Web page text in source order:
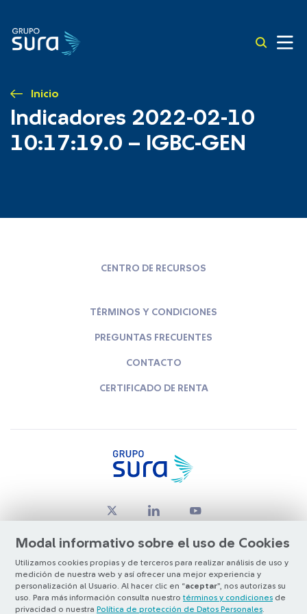
Inicio
Indicadores 2022-02-10
10:17:19.0 – IGBC-GEN
Modal informativo sobre el uso de Cookies
Utilizamos cookies propias y de terceros para realizar análisis de uso y
medición de nuestra web y así ofrecer una mejor experiencia y
personalización al Usuario. Al hacer clic en “aceptar”, nos autorizas su
uso. Para más información consulta nuestro términos y condiciones de
privacidad o nuestra Política de protección de Datos Personales
CENTRO DE RECURSOS
TÉRMINOS Y CONDICIONES
PREGUNTAS FRECUENTES
CONTACTO
CERTIFICADO DE RENTA
© Copyright Grupo SURA 2026